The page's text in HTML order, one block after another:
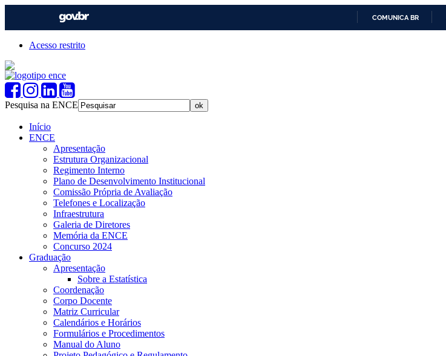
COMUNICA BR
Acesso restrito
Pesquisa na ENCE
Início
ENCE
Apresentação
Estrutura Organizacional
Regimento Interno
Plano de Desenvolvimento Institucional
Comissão Própria de Avaliação
Telefones e Localização
Infraestrutura
Galeria de Diretores
Memória da ENCE
Concurso 2024
Graduação
Apresentação
Sobre a Estatística
Coordenação
Corpo Docente
Matriz Curricular
Calendários e Horários
Formulários e Procedimentos
Manual do Aluno